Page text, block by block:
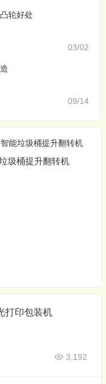
轮好处
03/02
09/14
圾桶提升翻转机
打印包装机
3,192